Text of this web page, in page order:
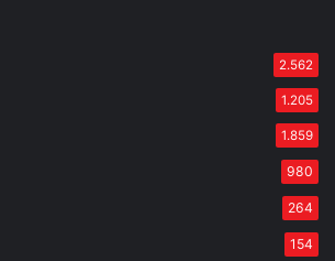
2.562
1.205
1.859
980
264
154